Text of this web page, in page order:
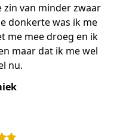
zin van minder zwaar
donkerte was ik me
me mee droeg en ik
maar dat ik me wel
nu.